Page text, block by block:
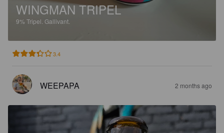
WINGMAN TRIPEL
9% Tripel. Gallivant.
3.4
WEEPAPA 2 months ago